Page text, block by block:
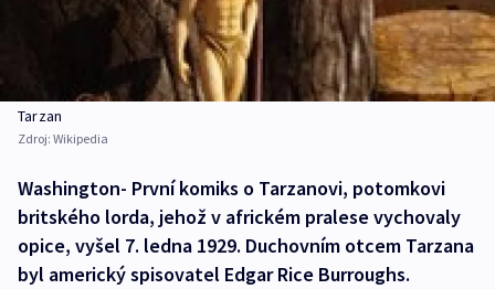
Tarzan
Zdroj: Wikipedia
Washington- První komiks o Tarzanovi, potomkovi
britského lorda, jehož v africkém pralese vychovaly
opice, vyšel 7. ledna 1929. Duchovním otcem Tarzana
byl americký spisovatel Edgar Rice Burroughs.